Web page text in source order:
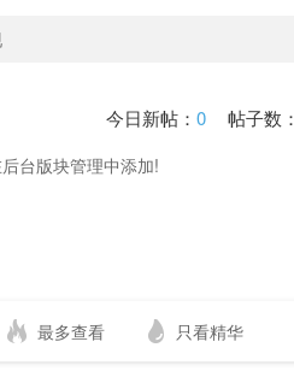
今日新帖： 0 帖子数：
台版块管理中添加!
最多查看 只看精华